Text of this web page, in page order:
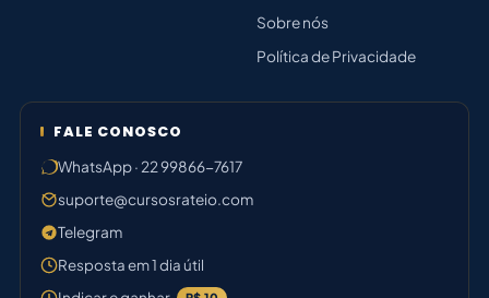
Sobre nós
Política de Privacidade
FALE CONOSCO
WhatsApp · 22 99866-7617
suporte@cursosrateio.com
Telegram
Resposta em 1 dia útil